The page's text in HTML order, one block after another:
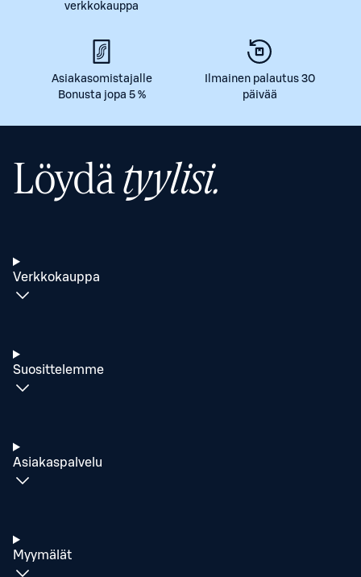
verkkokauppa
Asiakasomistajalle
Bonusta jopa 5 %
Ilmainen palautus 30
päivää
Löydätyylisi.
Verkkokauppa
Suosittelemme
Asiakaspalvelu
Myymälät